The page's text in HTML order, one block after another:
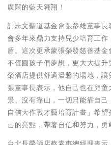
廣闊的藍天翱翔！
計志文聖道基金會張參雄董事
會多年來鼎力支持兒少培育工
盾。這次更承蒙張榮發慈善基
不僅圓孩子們夢想，更大大提
榮酒店提供舒適溫馨的場地，讓
張董事長表示，他自己也在兒
景、沒有靠山，一切只能靠自
自信大作戰才藝培育計畫」希
己的亮點，帶著自信和努力，勇